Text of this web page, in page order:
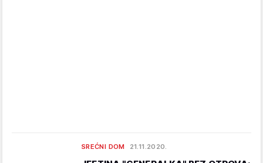
SREĆNI DOM 21.11.2020.